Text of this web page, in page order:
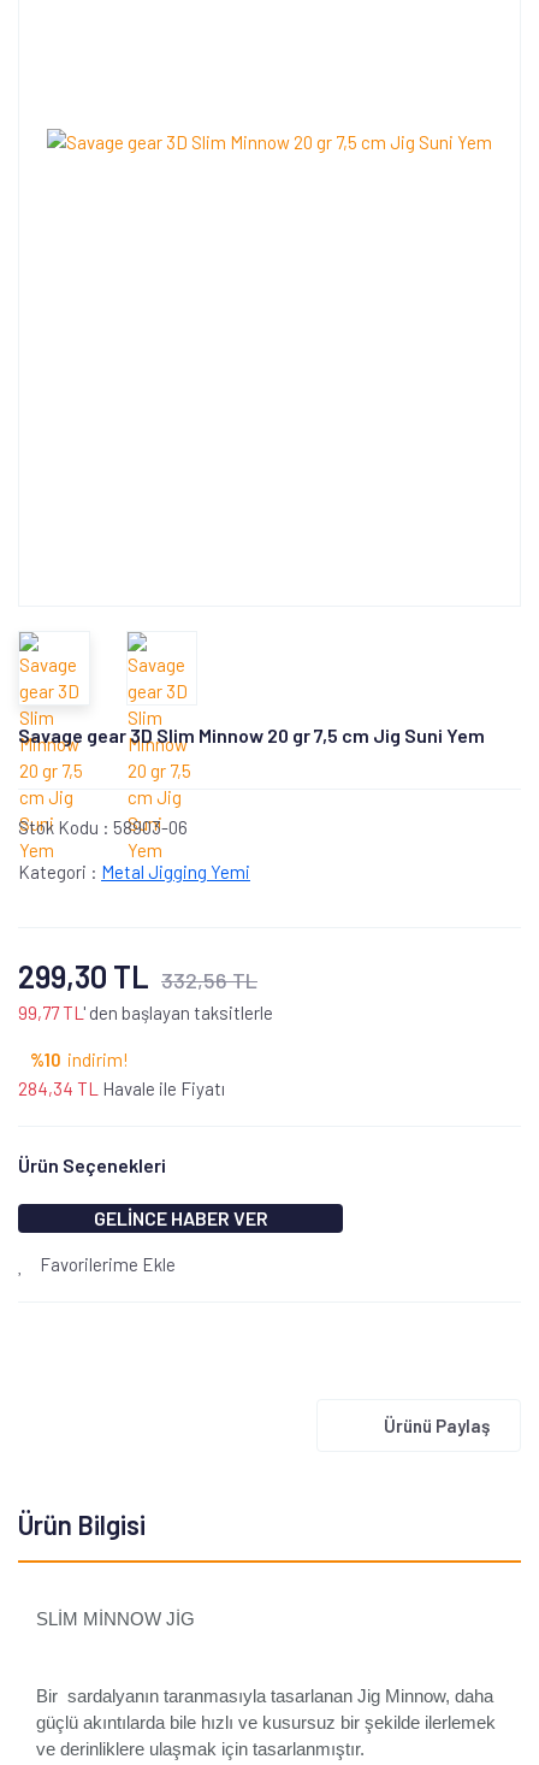
Savage gear 3D Slim Minnow 20 gr 7,5 cm Jig Suni Yem
Stok Kodu : 58903-06
Kategori : Metal Jigging Yemi
299,30 TL 332,56 TL
99,77 TL ' den başlayan taksitlerle
%10 indirim!
284,34 TL
Havale ile Fiyatı
Ürün Seçenekleri
GELİNCE HABER VER
Favorilerime Ekle
Ürünü Paylaş
Ürün Bilgisi
SLİM MİNNOW JİG
Bir sardalyanın taranmasıyla tasarlanan Jig Minnow, daha
güçlü akıntılarda bile hızlı ve kusursuz bir şekilde ilerlemek
ve derinliklere ulaşmak için tasarlanmıştır.